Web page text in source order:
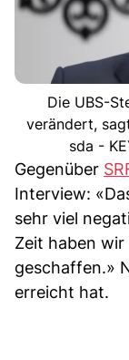
Die UBS-
verändert,
sda -
Gegenüber
Interview:
sehr viel
Zeit haben
geschaffen.»
erreicht hat.